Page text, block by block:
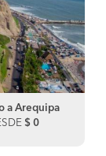
a Arequipa
$ 0